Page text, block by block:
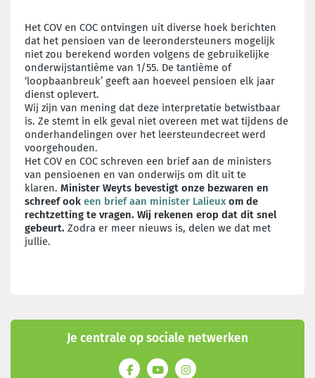
Het COV en COC ontvingen uit diverse hoek berichten
dat het pensioen van de leerondersteuners mogelijk
niet zou berekend worden volgens de gebruikelijke
onderwijstantième van 1/55. De tantième of
‘loopbaanbreuk’ geeft aan hoeveel pensioen elk jaar
dienst oplevert.
Wij zijn van mening dat deze interpretatie betwistbaar
is. Ze stemt in elk geval niet overeen met wat tijdens de
onderhandelingen over het leersteundecreet werd
voorgehouden.
Het COV en COC schreven een brief aan de ministers
van pensioenen en van onderwijs om dit uit te
klaren. Minister Weyts bevestigt onze bezwaren en
schreef ook een brief aan minister Lalieux om de
rechtzetting te vragen. Wij rekenen erop dat dit snel
gebeurt. Zodra er meer nieuws is, delen we dat met
jullie.
Je centrale op sociale netwerken